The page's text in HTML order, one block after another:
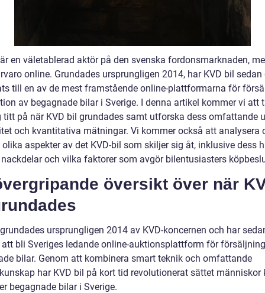
en väletablerad aktör på den svenska fordonsmarknaden,
online. Grundades ursprungligen 2014, har KVD bil sedan
till en av de mest framstående online-plattformarna för
av begagnade bilar i Sverige. I denna artikel kommer vi att
titt på när KVD bil grundades samt utforska dess omfattande
och kvantitativa mätningar. Vi kommer också att analysera
aspekter av det KVD-bil som skiljer sig åt, inklusive dess
och vilka faktorer som avgör bilentusiasters
översikt över när
ursprungligen 2014 av KVD-koncernen och har
bli Sveriges ledande online-auktionsplattform för
bilar. Genom att kombinera smart teknik och omfattande
har KVD bil på kort tid revolutionerat sättet människor
begagnade bilar i Sverige.